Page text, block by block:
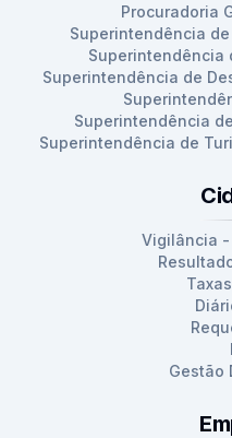
Procuradoria
Superintendência
Superintendência
Superintendência de
Superintendência
Superintendência de
Vigilância -
Gestão